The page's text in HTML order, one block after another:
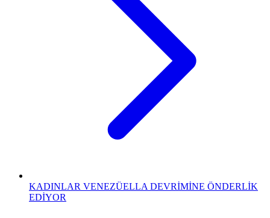
KADINLAR VENEZÜELLA DEVRİMİNE ÖNDERLİK
EDİYOR